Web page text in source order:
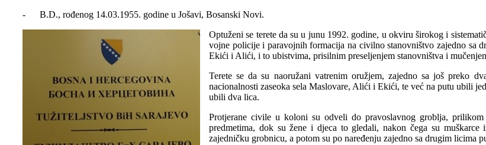
- B.D., rođenog 14.03.1955. godine u Jošavi, Bosanski Novi.
Optuženi se terete da su u junu 1992. godine, u okviru širokog i
vojne policije i paravojnih formacija na civilno stanovništvo zajedno sa
Ekići i Alići, i to ubistvima, prisilnim preseljenjem stanovništva i
Terete se da su naoružani vatrenim oružjem, zajedno sa još preko
nacionalnosti zaseoka sela Maslovare, Alići i Ekići, te već na putu ubili
ubili dva lica.
Protjerane civile u koloni su odveli do pravoslavnog groblja,
predmetima, dok su žene i djeca to gledali, nakon čega su
zajedničku grobnicu, a potom su po naređenju zajedno sa drugim licima